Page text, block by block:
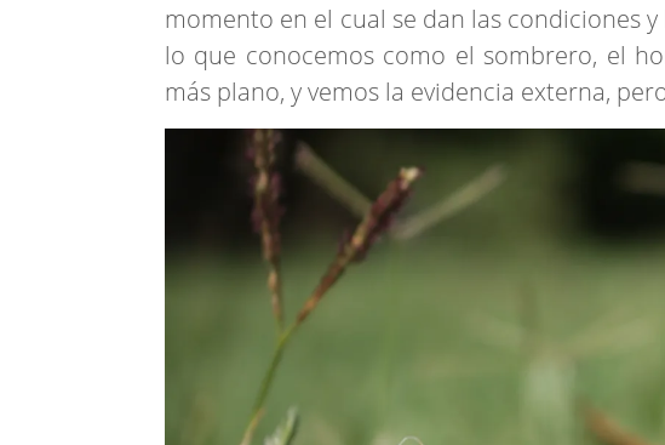
momento en el cual se dan las condiciones
lo que conocemos como el sombrero, el
más plano, y vemos la evidencia externa,